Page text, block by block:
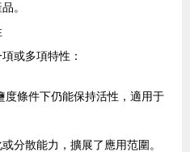
。
或多項特性：
條件下仍能保持活性，適用于
分散能力，擴展了應用范圍。